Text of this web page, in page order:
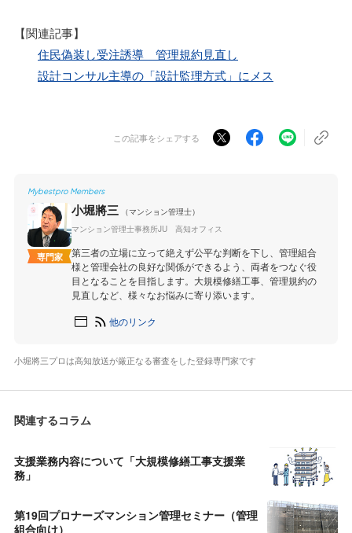
【関連記事】
住民偽装し受注誘導 管理規約見直し
設計コンサル主導の「設計監理方式」にメス
この記事をシェアする
Mybestpro Members
専門家
小堀將三
（マンション管理士）
マンション管理士事務所JU 高知オフィス
第三者の立場に立って絶えず公平な判断を下し、管理組合
様と管理会社の良好な関係ができるよう、両者をつなぐ役
目となることを目指します。大規模修繕工事、管理規約の
見直しなど、様々なお悩みに寄り添います。
他のリンク
小堀將三プロは高知放送が厳正なる審査をした登録専門家です
関連するコラム
支援業務内容について「大規模修繕工事支援業
務」
第19回プロナーズマンション管理セミナー（管理
組合向け）